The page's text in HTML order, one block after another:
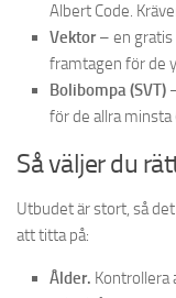
Albert Code.
Vektor– en gratis
framtagen för de
Bolibompa (SVT)
för de allra
Så väljer du
Utbudet är stort, så
att titta på:
Ålder. Kontrollera